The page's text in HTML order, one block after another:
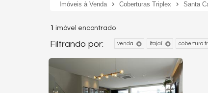
Imóveis à Venda Coberturas Triplex Santa
1 imóvel encontrado
Filtrando por: venda itajaí cobertura